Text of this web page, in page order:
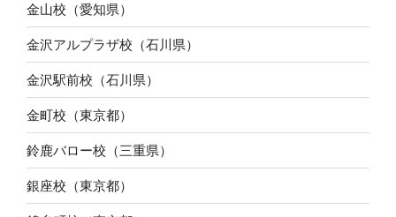
金山校（愛知県）
金沢アルプラザ校（石川県）
金沢駅前校（石川県）
金町校（東京都）
鈴鹿バロー校（三重県）
銀座校（東京都）